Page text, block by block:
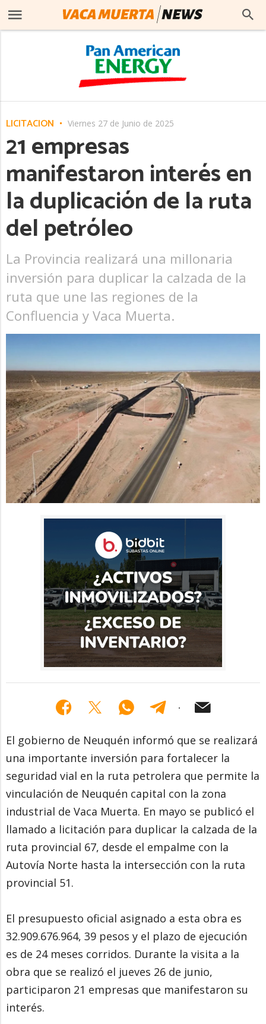
LICITACIÓN Viernes 27 de Junio de 2025
21 empresas
manifestaron interés en
la duplicación de la ruta
del petróleo
La Provincia realizará una millonaria
inversión para duplicar la calzada de la
ruta que une las regiones de la
Confluencia y Vaca Muerta.
El gobierno de Neuquén informó que se realizará
una importante inversión para fortalecer la
seguridad vial en la ruta petrolera que permite la
vinculación de Neuquén capital con la zona
industrial de Vaca Muerta. En mayo se publicó el
llamado a licitación para duplicar la calzada de la
ruta provincial 67, desde el empalme con la
Autovía Norte hasta la intersección con la ruta
provincial 51.
El presupuesto oficial asignado a esta obra es
32.909.676.964, 39 pesos y el plazo de ejecución
es de 24 meses corridos. Durante la visita a la
obra que se realizó el jueves 26 de junio,
participaron 21 empresas que manifestaron su
interés.